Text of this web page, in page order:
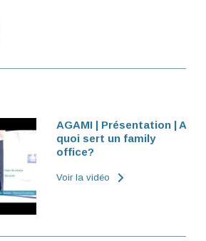
AGAMI | Présentation | A
quoi sert un family
office?
Voir la vidéo